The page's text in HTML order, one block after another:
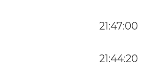
21:47:00
21:44:20